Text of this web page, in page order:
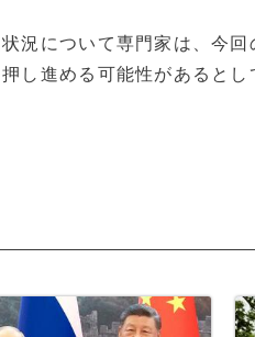
況について専門家は、今
し進める可能性があると